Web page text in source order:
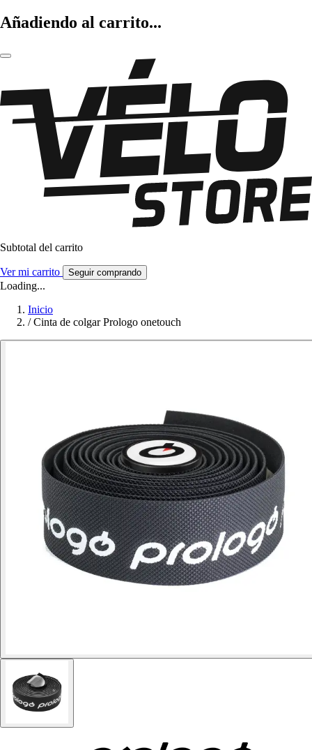
Añadiendo al carrito...
Subtotal del carrito
Ver mi carrito Seguir comprando
Loading...
Inicio
/ Cinta de colgar Prologo onetouch